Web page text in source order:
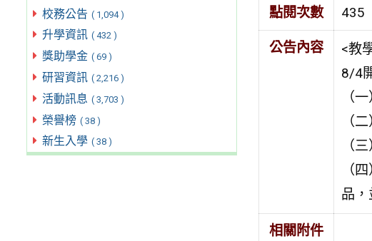
校務公告 ( 1,094 )
升學資訊 ( 432 )
獎助學金 ( 69 )
研習資訊 ( 2,216 )
活動訊息 ( 3,703 )
榮譽榜 ( 38 )
新生入學 ( 38 )
點閱次數 435
公告內容
<教
8/4
（
（
（
（
品，
相關附件